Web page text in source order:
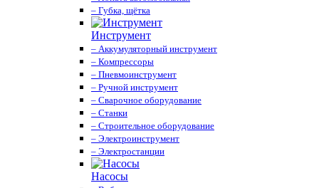
– Губка, щётка
Инструмент
– Аккумуляторный инструмент
– Компрессоры
– Пневмоинструмент
– Ручной инструмент
– Сварочное оборудование
– Станки
– Строительное оборудование
– Электроинструмент
– Электростанции
Насосы